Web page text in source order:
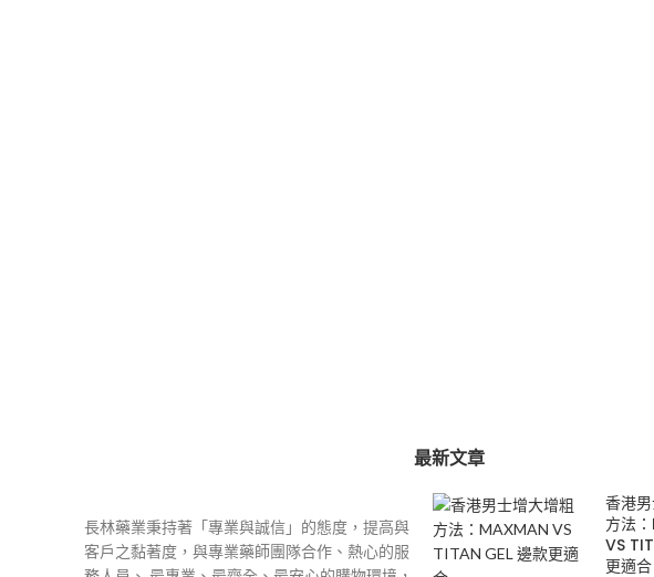
長林藥業秉持著「專業與誠信」的態度，提高與
客戶之黏著度，與專業藥師團隊合作、熱心的服
最新文章
香港
方法
VS
更適